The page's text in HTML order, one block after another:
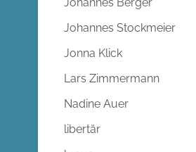
Johannes Stockmeier
Jonna Klick
Lars Zimmermann
Nadine Auer
libertär